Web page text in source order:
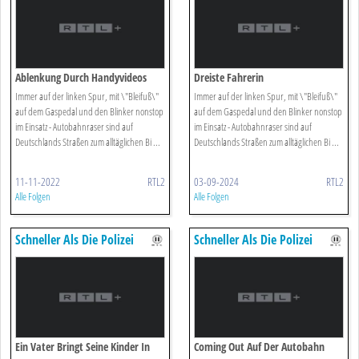
Ablenkung Durch Handyvideos
Immer auf der linken Spur, mit \"Bleifuß\"
auf dem Gaspedal und den Blinker nonstop
im Einsatz - Autobahnraser sind auf
Deutschlands Straßen zum alltäglichen Bi ...
11-11-2022 RTL2
Alle Folgen
Dreiste Fahrerin
Immer auf der linken Spur, mit \"Bleifuß\"
auf dem Gaspedal und den Blinker nonstop
im Einsatz - Autobahnraser sind auf
Deutschlands Straßen zum alltäglichen Bi ...
03-09-2024 RTL2
Alle Folgen
Schneller Als Die Polizei
Erlaubt
Ein Vater Bringt Seine Kinder In
Schneller Als Die Polizei
Erlaubt
Coming Out Auf Der Autobahn